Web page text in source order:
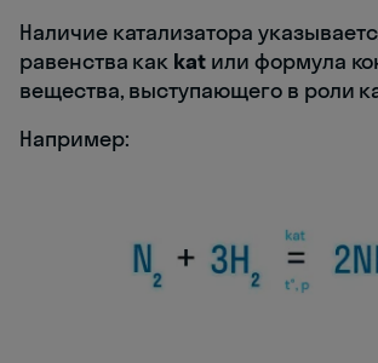
Наличие катализатора
равенства как kat или формула
вещества, выступающего в роли
Например: